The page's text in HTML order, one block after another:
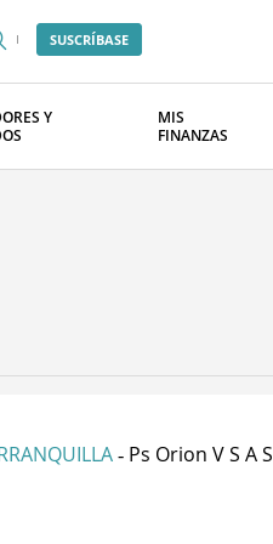
SUSCRÍBASE
Y
MIS
FINANZAS
- Ps Orion V S A S